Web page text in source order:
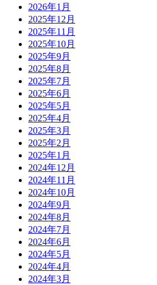
2026年1月
2025年12月
2025年11月
2025年10月
2025年9月
2025年8月
2025年7月
2025年6月
2025年5月
2025年4月
2025年3月
2025年2月
2025年1月
2024年12月
2024年11月
2024年10月
2024年9月
2024年8月
2024年7月
2024年6月
2024年5月
2024年4月
2024年3月